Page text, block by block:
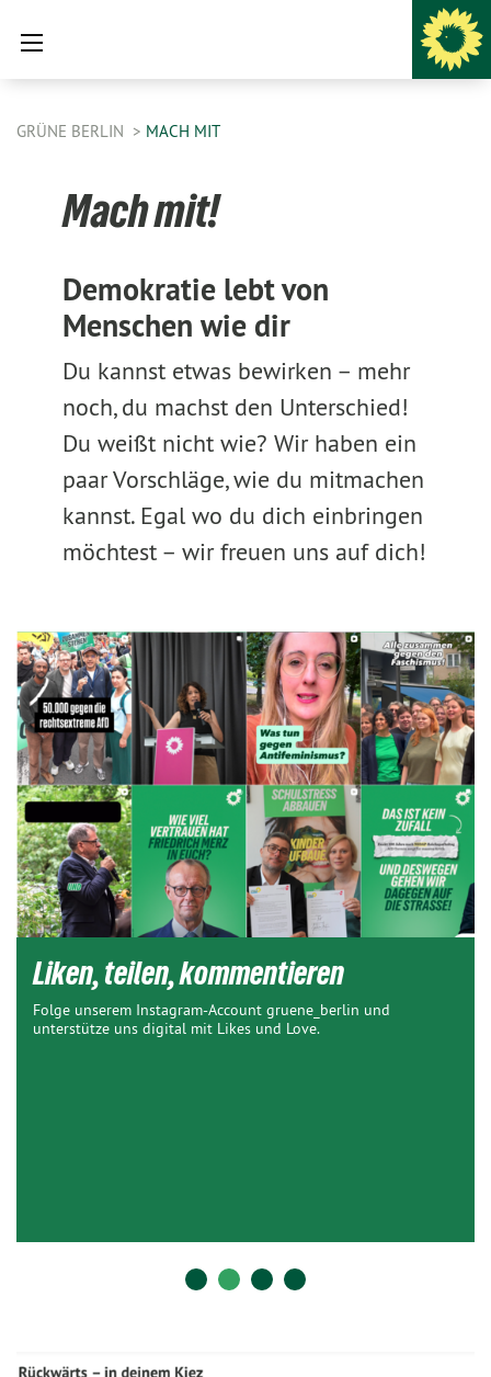
GRÜNE BERLIN MACH MIT
Mach mit!
Demokratie lebt von
Menschen wie dir
Du kannst etwas bewirken – mehr
noch, du machst den Unterschied!
Du weißt nicht wie? Wir haben ein
paar Vorschläge, wie du mitmachen
kannst. Egal wo du dich einbringen
möchtest – wir freuen uns auf dich!
Liken, teilen, kommentieren
Folge unserem Instagram-Account gruene_berlin und
unterstütze uns digital mit Likes und Love.